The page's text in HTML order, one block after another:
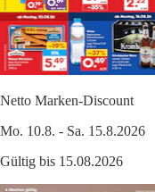
Netto Marken-Discount
Mo. 10.8. - Sa. 15.8.2026
Gültig bis 15.08.2026